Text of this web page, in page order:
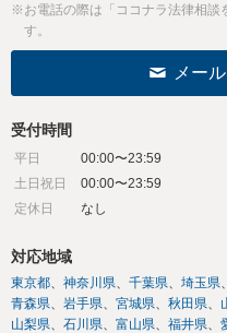
※お電話の際は「ココナラ法律相談
す。
メー
受付時間
平日
00:00〜23:59
土日祝日
00:00〜23:59
定休日
なし
対応地域
東京都 神奈川県 千葉県 埼玉県
青森県
岩手県 宮城県 秋田県
山梨県
石川県 富山県 福井県